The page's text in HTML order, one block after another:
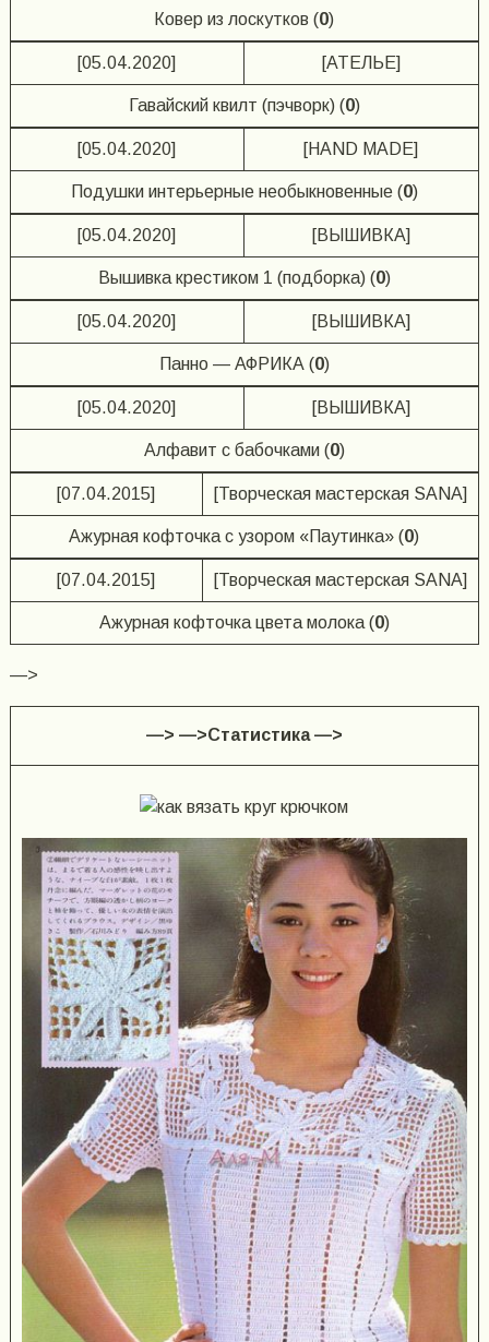
Ковер из лоскутков (0)
[05.04.2020] [АТЕЛЬЕ]
Гавайский квилт (пэчворк) (0)
[05.04.2020] [HAND MADE]
Подушки интерьерные необыкновенные (0)
[05.04.2020] [ВЫШИВКА]
Вышивка крестиком 1 (подборка) (0)
[05.04.2020] [ВЫШИВКА]
Панно — АФРИКА (0)
[05.04.2020] [ВЫШИВКА]
Алфавит с бабочками (0)
[07.04.2015] [Творческая мастерская SANA]
Ажурная кофточка с узором «Паутинка» (0)
[07.04.2015] [Творческая мастерская SANA]
Ажурная кофточка цвета молока (0)
—>
—> —>Статистика —>